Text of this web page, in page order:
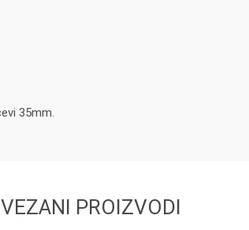
35mm.
PROIZVODI